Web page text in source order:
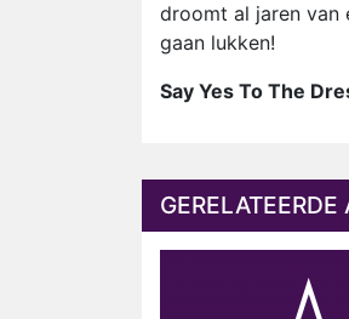
droomt al jaren van
gaan lukken!
Say Yes To The
GERELATEERDE